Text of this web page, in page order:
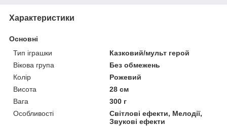
Характеристики
Основні
Тип іграшки
Казковий/мульт герой
Вікова група
Без обмежень
Колір
Рожевий
Висота
28 см
Вага
300 г
Особливості
Світлові ефекти, Мелодії,
Звукові ефекти